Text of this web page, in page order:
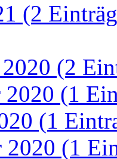
(2
(2
2020 (1
(1
2020 (1